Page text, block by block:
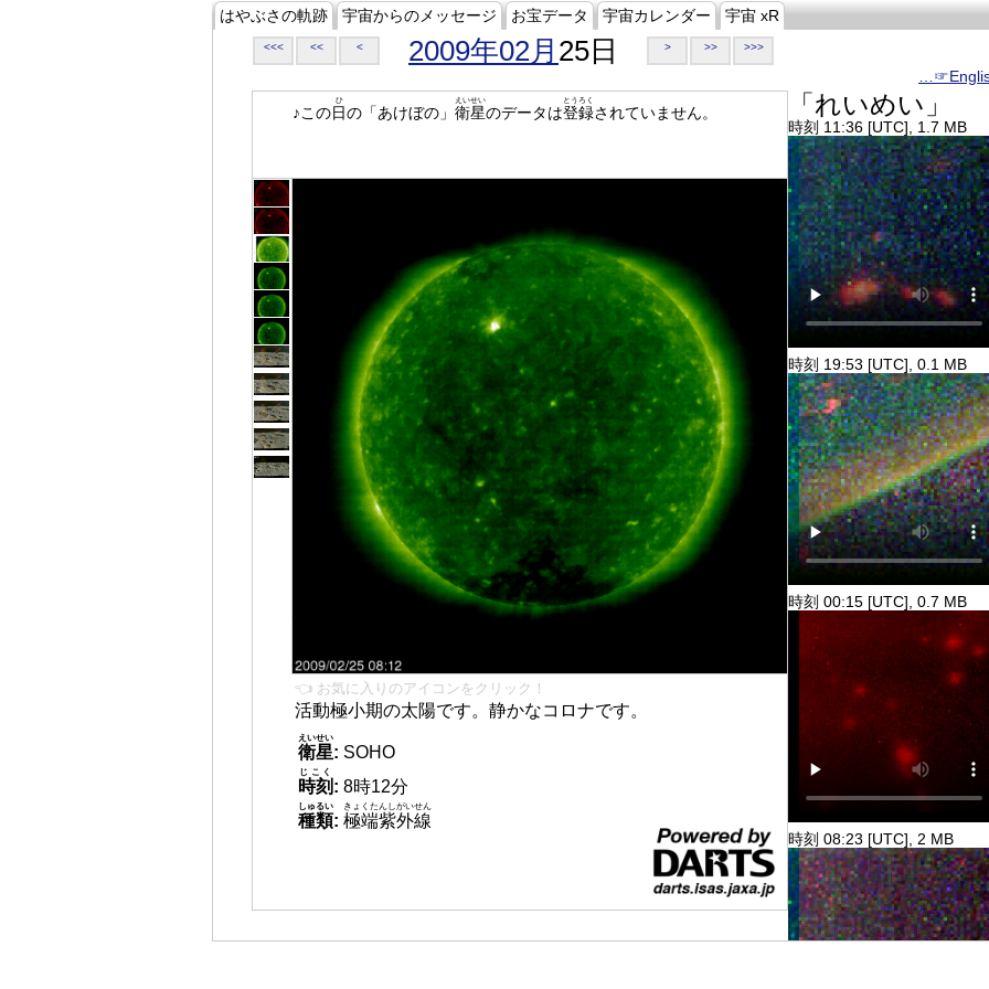
はやぶさの軌跡 宇宙からのメッセージ お宝データ 宇宙カレンダー 宇宙 xR
<<< << < 2009年02月 25日 > >> >>>
♪この日
ひ
の「あけぼの」 衛星
えいせい
のデータは登録
とうろく
されていません。
👈 お気に入りのアイコンをクリック！
活動極小期の太陽です。静かなコロナです。
衛星
えいせい
: SOHO
時刻
じこく
: 8時12分
種類
しゅるい
: 極端紫外線
きょくたんしがいせん
「れいめい」
時刻 11:36 [UTC], 1.7 MB
時刻 19:53 [UTC], 0.1 MB
時刻 00:15 [UTC], 0.7 MB
時刻 08:23 [UTC], 2 MB